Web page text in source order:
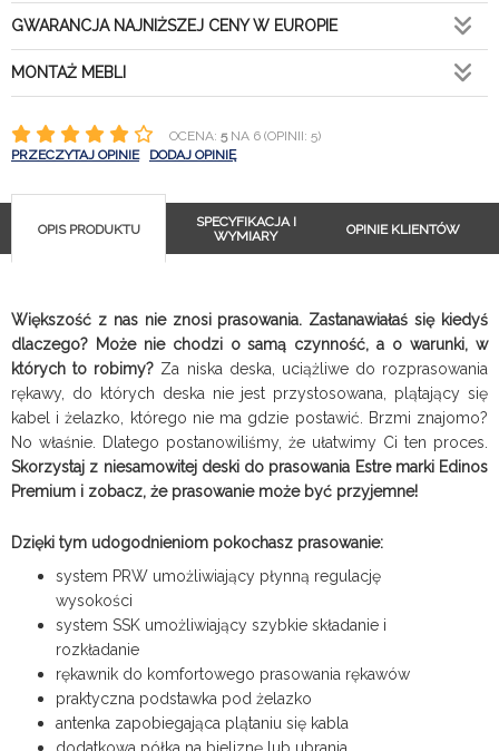
GWARANCJA NAJNIŻSZEJ CENY W EUROPIE
MONTAŻ MEBLI
OCENA: 5NA 6 (OPINII: 5)
PRZECZYTAJ OPINIE
DODAJ OPINIĘ
OPIS PRODUKTU
SPECYFIKACJA I
WYMIARY
OPINIE KLIENTÓW
Większość z nas nie znosi prasowania. Zastanawiałaś się kiedyś
dlaczego? Może nie chodzi o samą czynność, a o warunki, w
których to robimy? Za niska deska, uciążliwe do rozprasowania
rękawy, do których deska nie jest przystosowana, plątający się
kabel i żelazko, którego nie ma gdzie postawić. Brzmi znajomo?
No właśnie. Dlatego postanowiliśmy, że ułatwimy Ci ten proces.
Skorzystaj z niesamowitej deski do prasowania Estre marki Edinos
Premium i zobacz, że prasowanie może być przyjemne!
Dzięki tym udogodnieniom pokochasz prasowanie:
system PRW umożliwiający płynną regulację
wysokości
system SSK umożliwiający szybkie składanie i
rozkładanie
rękawnik do komfortowego prasowania rękawów
praktyczna podstawka pod żelazko
antenka zapobiegająca plątaniu się kabla